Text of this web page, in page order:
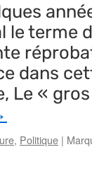
le terme
dans
Le «
, Politique |